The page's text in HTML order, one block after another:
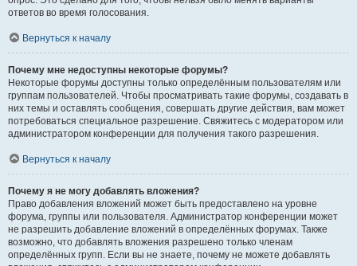
ответов во время голосования.
Вернуться к началу
Почему мне недоступны некоторые форумы?
Некоторые форумы доступны только определённым пользователям или
группам пользователей. Чтобы просматривать такие форумы, создавать в
них темы и оставлять сообщения, совершать другие действия, вам может
потребоваться специальное разрешение. Свяжитесь с модератором или
администратором конференции для получения такого разрешения.
Вернуться к началу
Почему я не могу добавлять вложения?
Право добавления вложений может быть предоставлено на уровне
форума, группы или пользователя. Администратор конференции может
не разрешить добавление вложений в определённых форумах. Также
возможно, что добавлять вложения разрешено только членам
определённых групп. Если вы не знаете, почему не можете добавлять